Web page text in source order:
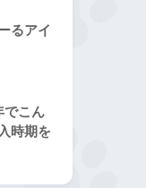
るアイ
でこん
時期を